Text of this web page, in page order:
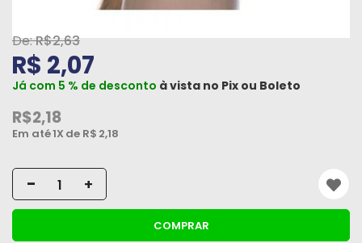
Materiais
Hidráulicos
e
Pneumáticos
Tintas
Químicos
Peças
Acessórios
R$2,63
R$ 2,07
Já com 5 % de desconto à vista no Pix ou Boleto
R$2,18
Em até1X de R$ 2,18
- +
COMPRAR